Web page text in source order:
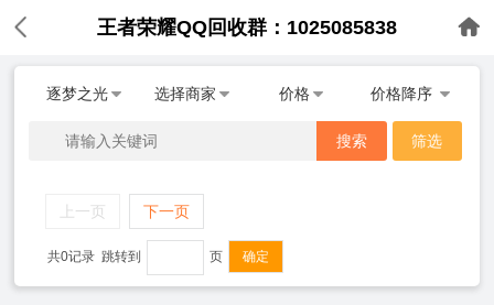
王者荣耀QQ回收群：1025085838
逐梦之光 选择商家 价格 价格降序
搜索 筛选
上一页 下一页
共0记录 跳转到 页